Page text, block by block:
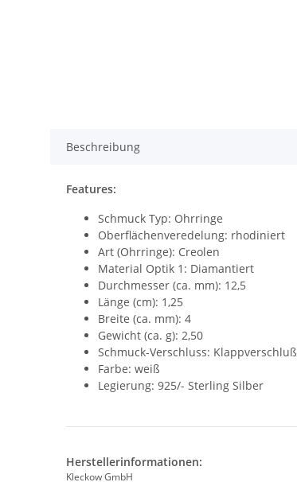
Beschreibung
Features:
Schmuck Typ: Ohrringe
Oberflächenveredelung: rhodiniert
Art (Ohrringe): Creolen
Material Optik 1: Diamantiert
Durchmesser (ca. mm): 12,5
Länge (cm): 1,25
Breite (ca. mm): 4
Gewicht (ca. g): 2,50
Schmuck-Verschluss: Klappverschluß
Farbe: weiß
Legierung: 925/- Sterling Silber
Herstellerinformationen:
Kleckow GmbH